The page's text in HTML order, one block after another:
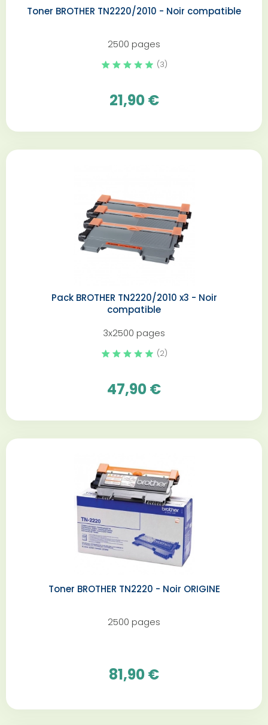
Toner BROTHER TN2220/2010 - Noir compatible
2500 pages
(3)
21,90 €
Pack BROTHER TN2220/2010 x3 - Noir
compatible
3x2500 pages
(2)
47,90 €
Toner BROTHER TN2220 - Noir ORIGINE
2500 pages
81,90 €